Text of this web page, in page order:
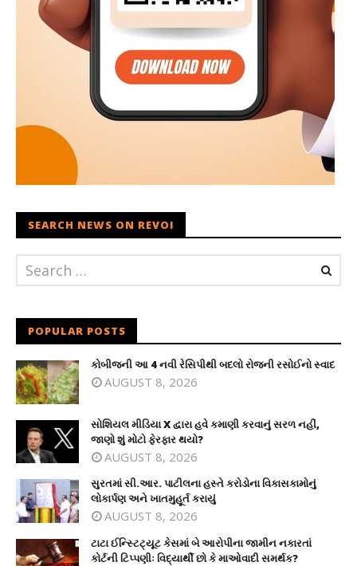
SEARCH NEWS ON REVOI
POPULAR POSTS
કોબીજની આ 4 નવી રેસિપીથી બદલો રોજની રસોઈનો સ્વાદ
AUGUST 8, 2026
સોશિયલ મીડિયા X દ્વારા હવે કમાણી કરવાનું સરળ નહીં,
જાણો શું મોટો ફેરફાર થયો?
AUGUST 8, 2026
સુરતમાં સી.આર. પાટીલના હસ્તે કરોડોના વિકાસકામોનું
લોકાર્પણ અને ખાતમુહૂર્ત કરાયું
AUGUST 8, 2026
ટાટા ઈન્સ્ટિટ્યૂટ કેસમાં બે આરોપીના જામીન નકારતાં
કોર્ટની ટિપ્પણીઃ વિદ્યાર્થી છો કે માઓવાદી સમર્થક?